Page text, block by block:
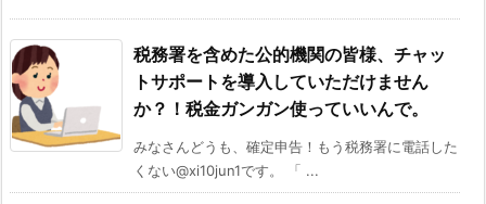
税務署を含めた公的機関の皆様、チャッ
トサポートを導入していただけません
か？！税金ガンガン使っていいんで。
みなさんどうも、確定申告！もう税務署に電話した
くない@xi10jun1です。 「 ...